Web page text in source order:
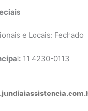
e Locais: Fechado
11 4230-0113